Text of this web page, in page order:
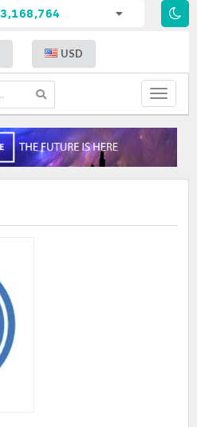
USD
Toggle